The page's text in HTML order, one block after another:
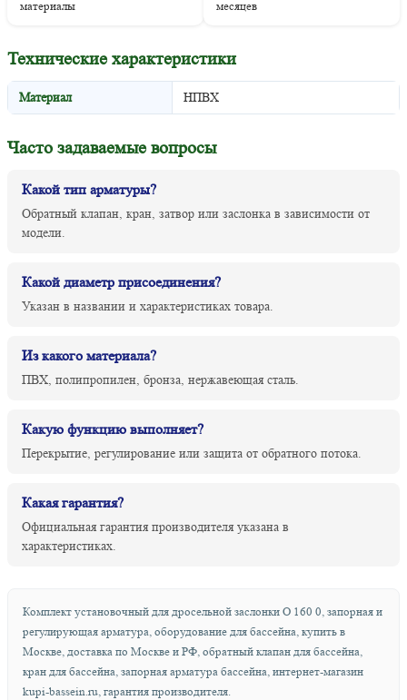
материалы месяцев
Технические характеристики
Материал НПВХ
Часто задаваемые вопросы
Какой тип арматуры?
Обратный клапан, кран, затвор или заслонка в зависимости от
модели.
Какой диаметр присоединения?
Указан в названии и характеристиках товара.
Из какого материала?
ПВХ, полипропилен, бронза, нержавеющая сталь.
Какую функцию выполняет?
Перекрытие, регулирование или защита от обратного потока.
Какая гарантия?
Официальная гарантия производителя указана в
характеристиках.
Комплект установочный для дросельной заслонки O 160 0, запорная и
регулирующая арматура, оборудование для бассейна, купить в
Москве, доставка по Москве и РФ, обратный клапан для бассейна,
кран для бассейна, запорная арматура бассейна, интернет-магазин
kupi-bassein.ru, гарантия производителя.